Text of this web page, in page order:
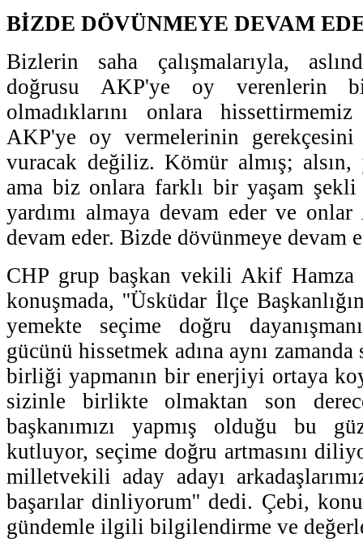
BİZDE DÖVÜNMEYE DEVAM
Bizlerin saha çalışmalarıyla,
doğrusu AKP'ye oy verenlerin
olmadıklarını onlara
AKP'ye oy vermelerinin
vuracak değiliz. Kömür almış; alsın,
ama biz onlara farklı bir yaşam şekli
yardımı almaya devam eder ve
devam eder. Bizde dövünmeye devam
CHP grup başkan vekili Akif Hamza
konuşmada, ''Üsküdar İlçe
yemekte seçime doğru
gücünü hissetmek adına aynı
birliği yapmanın bir enerjiyi ortaya
sizinle birlikte olmaktan son
başkanımızı yapmış olduğu bu
kutluyor, seçime doğru artmasını
milletvekili aday adayı
başarılar dinliyorum'' dedi. Çebi,
gündemle ilgili bilgilendirme ve